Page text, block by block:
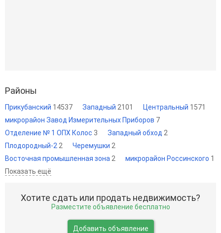
Районы
Прикубанский 14537 Западный 2101 Центральный 1571
микрорайон Завод Измерительных Приборов 7
Отделение № 1 ОПХ Колос 3 Западный обход 2
Плодородный-2 2 Черемушки 2
Восточная промышленная зона 2 микрорайон Россинского 1
Показать ещё
Хотите сдать или продать недвижимость?
Разместите объявление бесплатно
Добавить объявление